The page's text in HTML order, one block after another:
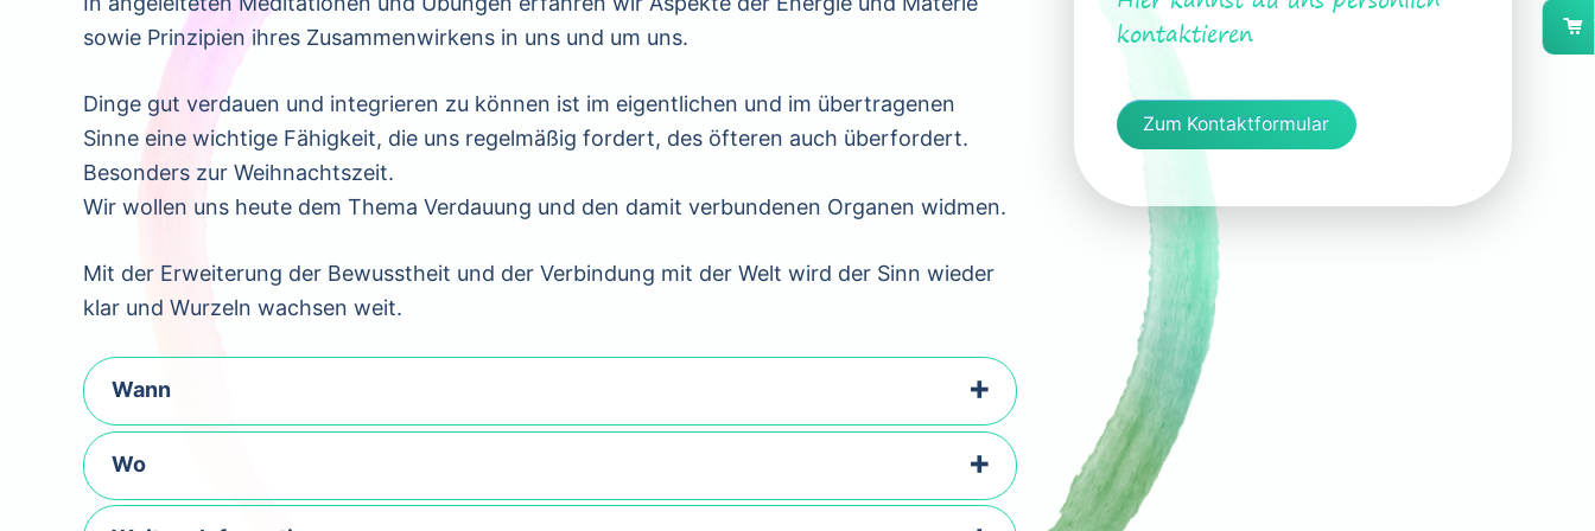
sowie Prinzipien ihres Zusammenwirkens in uns und um uns.
Dinge gut verdauen und integrieren zu können ist im eigentlichen und im übertragenen
Sinne eine wichtige Fähigkeit, die uns regelmäßig fordert, des öfteren auch überfordert.
Besonders zur Weihnachtszeit.
Wir wollen uns heute dem Thema Verdauung und den damit verbundenen Organen widmen.
Mit der Erweiterung der Bewusstheit und der Verbindung mit der Welt wird der Sinn wieder
klar und Wurzeln wachsen weit.
Wann
Wo
kontaktieren
Zum Kontaktformular